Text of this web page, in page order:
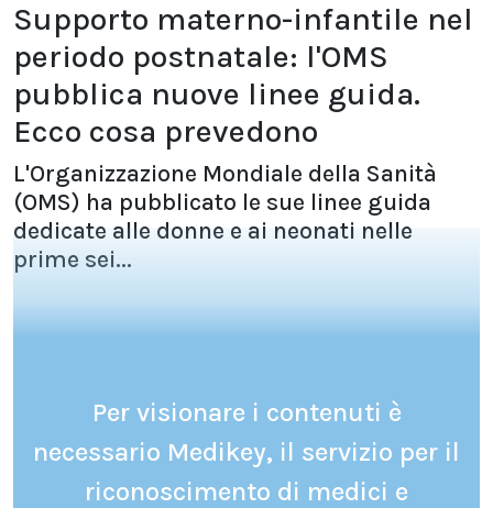
Supporto materno-infantile nel
periodo postnatale: l'OMS
pubblica nuove linee guida.
Ecco cosa prevedono
L'Organizzazione Mondiale della Sanità
(OMS) ha pubblicato le sue linee guida
dedicate alle donne e ai neonati nelle
prime sei...
Per visionare i contenuti è
necessario Medikey, il servizio per il
riconoscimento di medici e